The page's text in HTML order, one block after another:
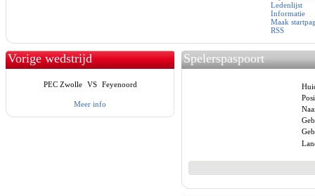
Ledenlijst
Informatie
Maak
RSS
Vorige wedstrijd
PEC Zwolle VS Feyenoord
Meer info
Spelerspaspoort